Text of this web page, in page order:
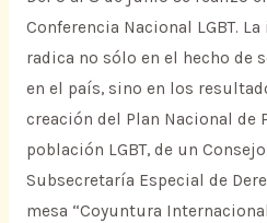
Conferencia Nacional LGBT.
radica no sólo en el hecho de
en el país, sino en los
creación del Plan Nacional de
población LGBT, de un
Subsecretaría Especial de
mesa “Coyuntura